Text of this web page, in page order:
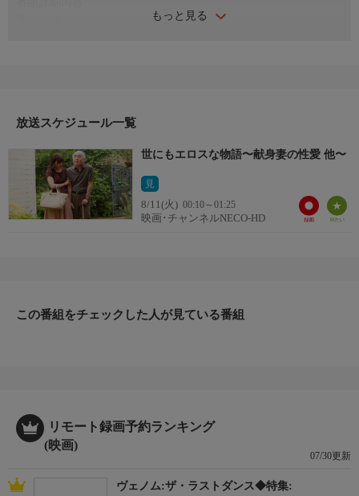
もっと見る
放送スケジュール一覧
世にもエロスな物語〜献身妻の性愛 他〜
見
8/11(火) 00:10～01:25
映画･チャンネルNECO-HD
この番組をチェックした人が見ている番組
リモート録画予約ランキング
(映画)
07/30更新
ヴェノム:ザ・ラストダンス◆特集: